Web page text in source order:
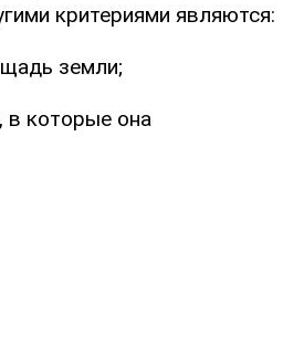
критериями являются:
земли;
в которые она